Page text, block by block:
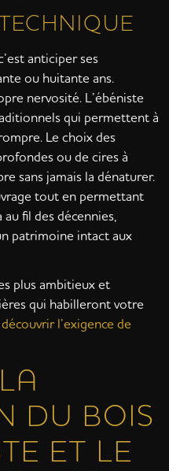
anticiper ses
ou huitante ans.
nervosité. L’ébéniste
qui permettent à
Le choix des
ou de cires à
sans jamais la dénaturer.
tout en permettant
fil des décennies,
patrimoine intact aux
plus ambitieux et
qui habilleront votre
découvrir l’exigence de
DU BOIS
ET LE